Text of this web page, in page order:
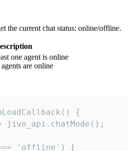
the current chat status: online/offline.
one agent is online
are online
{
jivo_api.chatMode();
'offline') {